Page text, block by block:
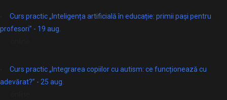
Curs practic „Inteligența artificială în educație: primii pași pentru
profesori” - 19 aug.
Curs practic „Integrarea copiilor cu autism: ce funcționează cu
adevărat?” - 25 aug.